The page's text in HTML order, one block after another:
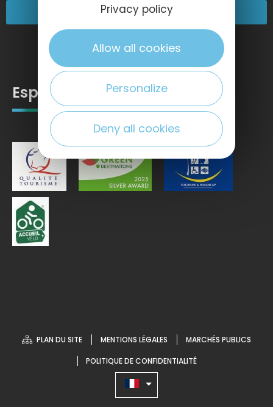
Nos engagements
Espace pro
PLAN DU SITE MENTIONS LÉGALES MARCHÉS PUBLICS
POLITIQUE DE CONFIDENTIALITÉ
Privacy policy
Allow all cookies
Personalize
Deny all cookies